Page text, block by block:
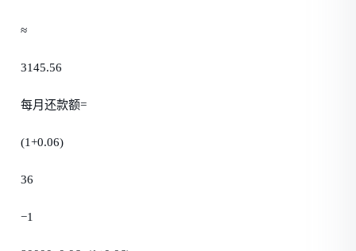
≈
3145.56
每月还款额=
(1+0.06)
36
−1